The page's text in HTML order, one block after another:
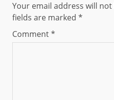
Your email address will
fields are marked *
Comment*